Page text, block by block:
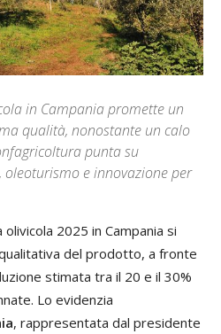
in Campania promette un
qualità, nonostante un calo
punta su
e innovazione per
2025 in Campania si
del prodotto, a fronte
stimata tra il 20 e il 30%
Lo evidenzia
, rappresentata dal presidente